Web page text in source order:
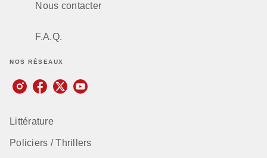
Nous contacter
F.A.Q.
NOS RÉSEAUX
Littérature
Policiers / Thrillers